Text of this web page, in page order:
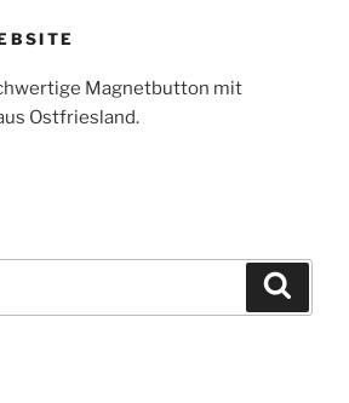
Magnetbutton mit
Ostfriesland.